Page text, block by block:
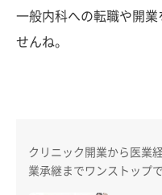
一般内科への転職や開
せんね。
クリニック開業から医業
業承継までワンストップ